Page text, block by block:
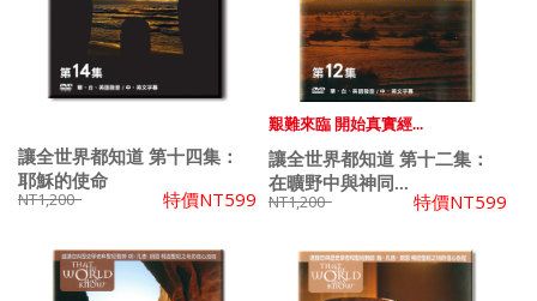
讓全世界都知道 第十四集：
耶穌的使命
NT1,200 特價NT599
艱難來臨 開始真實經...
讓全世界都知道 第十二集：
在曠野中與神同...
NT1,200 特價NT599